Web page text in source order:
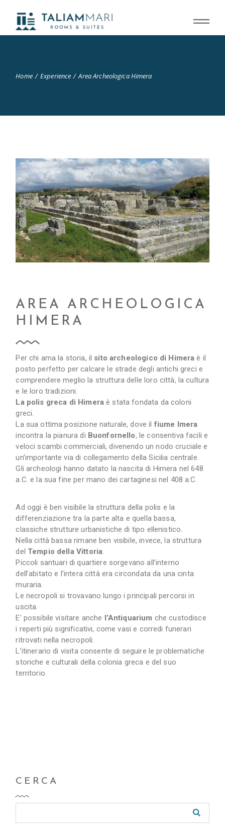
Home Experience Area Archeologica Himera
AREA ARCHEOLOGICA
HIMERA
Per chi ama la storia, il sito archeologico di Himera è il
posto perfetto per calcare le strade degli antichi greci e
comprendere meglio la struttura delle loro città, la cultura
e le loro tradizioni.
La polis greca di Himeraè stata fondata da coloni
greci.
La sua ottima posizione naturale, dove ilfiume Imera
incontra la pianura di Buonfornello, le consentiva facili e
veloci scambi commerciali, divenendo un nodo cruciale e
un’importante via di collegamento della Sicilia centrale.
Gli archeologi hanno datato la nascita di Himera nel 648
a.C. e la sua fine per mano dei cartaginesi nel 408 a.C.
Ad oggi è ben visibile la struttura della polis e la
differenziazione tra la parte alta e quella bassa,
classiche strutture urbanistiche di tipo ellenistico.
Nella città bassa rimane ben visibile, invece, la struttura
del Tempio della Vittoria.
Piccoli santuari di quartiere sorgevano all’interno
dell’abitato e l’intera città era circondata da una cinta
muraria.
Le necropoli si trovavano lungo i principali percorsi in
uscita.
E’ possibile visitare anche l’Antiquarium che custodisce
i reperti più significativi, come vasi e corredi funerari
ritrovati nella necropoli.
L’itinerario di visita consente di seguire le problematiche
storiche e culturali della colonia greca e del suo
territorio.
CERCA